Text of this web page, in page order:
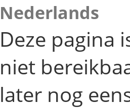
Nederlands
Deze pagina
niet
later nog